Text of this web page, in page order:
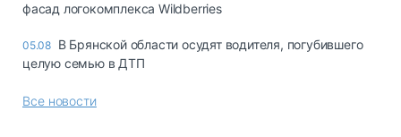
фасад логокомплекса Wildberries
05.08 В Брянской области осудят водителя, погубившего
целую семью в ДТП
Все новости